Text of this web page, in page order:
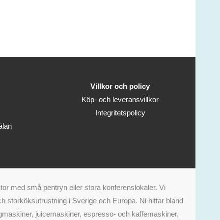
Villkor och policy
Köp- och leveransvillkor
Integritetspolicy
med små pentryn eller stora konferenslokaler. Vi
storköksutrustning i Sverige och Europa. Ni hittar bland
juicemaskiner, espresso- och kaffemaskiner,